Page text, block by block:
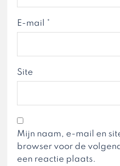
E-mail *
Site
Mijn naam, e-mail en
browser voor de
een reactie plaats.